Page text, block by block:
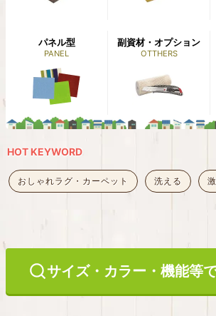
パネル型
PANEL
副資材・オプション
OTTHERS
HOT KEYWORD
おしゃれラグ・カーペット 洗える
サイズ・カラー・機能等